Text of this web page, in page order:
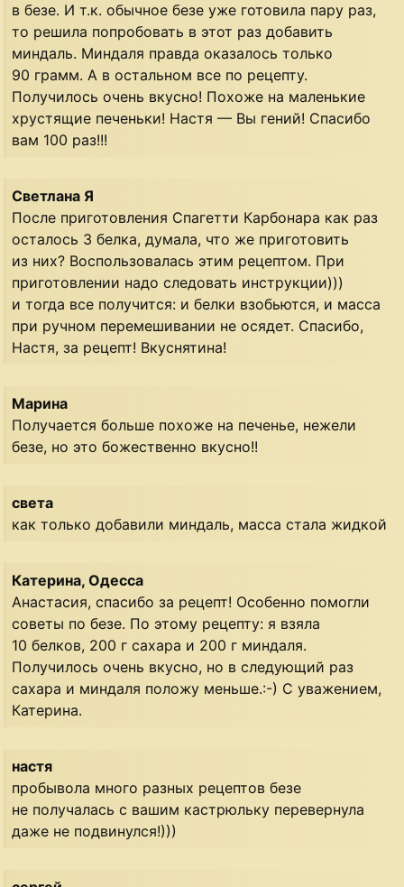
в безе. И т.к. обычное безе уже готовила пару раз,
то решила попробовать в этот раз добавить
миндаль. Миндаля правда оказалось только
90 грамм. А в остальном все по рецепту.
Получилось очень вкусно! Похоже на маленькие
хрустящие печеньки! Настя — Вы гений! Спасибо
вам 100 раз!!!
Светлана Я
После приготовления Спагетти Карбонара как раз
осталось 3 белка, думала, что же приготовить
из них? Воспользовалась этим рецептом. При
приготовлении надо следовать инструкции)))
и тогда все получится: и белки взобьются, и масса
при ручном перемешивании не осядет. Спасибо,
Настя, за рецепт! Вкуснятина!
Марина
Получается больше похоже на печенье, нежели
безе, но это божественно вкусно!!
света
как только добавили миндаль, масса стала жидкой
Катерина, Одесса
Анастасия, спасибо за рецепт! Особенно помогли
советы по безе. По этому рецепту: я взяла
10 белков, 200 г сахара и 200 г миндаля.
Получилось очень вкусно, но в следующий раз
сахара и миндаля положу меньше.:-) С уважением,
Катерина.
настя
пробывола много разных рецептов безе
не получалась с вашим кастрюльку перевернула
даже не подвинулся!)))